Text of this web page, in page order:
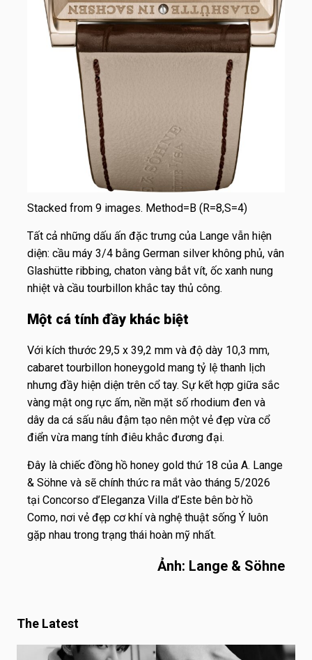
Stacked from 9 images. Method=B (R=8,S=4)
Tất cả những dấu ấn đặc trưng của Lange vẫn hiện
diện: cầu máy 3/4 bằng German silver không phủ, vân
Glashütte ribbing, chaton vàng bắt vít, ốc xanh nung
nhiệt và cầu tourbillon khắc tay thủ công.
Một cá tính đầy khác biệt
Với kích thước 29,5 x 39,2 mm và độ dày 10,3 mm,
cabaret tourbillon honeygold mang tỷ lệ thanh lịch
nhưng đầy hiện diện trên cổ tay. Sự kết hợp giữa sắc
vàng mật ong rực ấm, nền mặt số rhodium đen và
dây da cá sấu nâu đậm tạo nên một vẻ đẹp vừa cổ
điển vừa mang tính điêu khắc đương đại.
Đây là chiếc đồng hồ honey gold thứ 18 của A. Lange
& Söhne và sẽ chính thức ra mắt vào tháng 5/2026
tại Concorso d’Eleganza Villa d’Este bên bờ hồ
Como, nơi vẻ đẹp cơ khí và nghệ thuật sống Ý luôn
gặp nhau trong trạng thái hoàn mỹ nhất.
Ảnh: Lange & Söhne
The Latest